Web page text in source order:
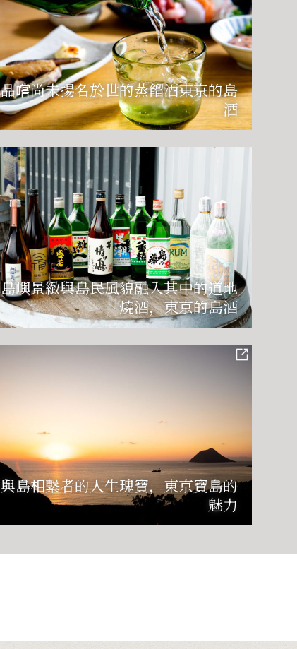
品嚐尚未揚名於世的蒸餾酒――東京的島
酒
島嶼景緻與島民風貌融入其中的道地
燒酒，東京的島酒
與島相繫者的人生瑰寶，東京寶島的
魅力